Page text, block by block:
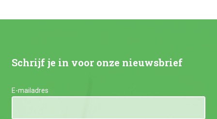
Schrijf je in voor onze nieuwsbrief
E-mailadres